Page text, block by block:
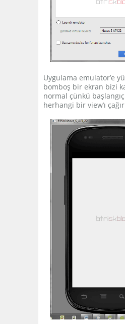
Uygulama emulator’e
bomboş bir ekran bizi
normal çünkü
herhangi bir view’ı